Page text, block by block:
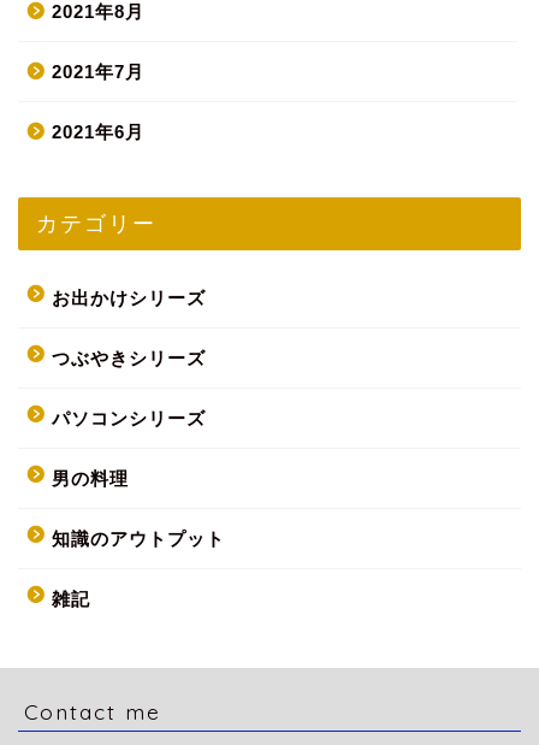
2021年8月
2021年7月
2021年6月
カテゴリー
お出かけシリーズ
つぶやきシリーズ
パソコンシリーズ
男の料理
知識のアウトプット
雑記
Contact me
HOME